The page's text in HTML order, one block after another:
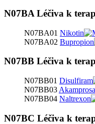
N07BA Léčiva k
N07BA01 Nikotin
N07BA02 Bupropion
N07BB Léčiva k
N07BB01 Disulfiram
N07BB03
N07BB04 Naltrexon
N07BC Léčiva k